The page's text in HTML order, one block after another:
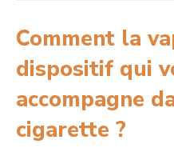
Comment la
dispositif qui
accompagne
cigarette ?